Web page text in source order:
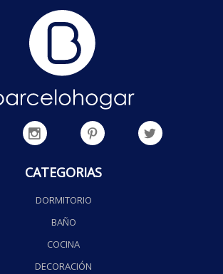
CATEGORIAS
DORMITORIO
BAÑO
COCINA
DECORACIÓN